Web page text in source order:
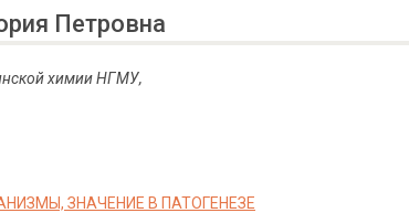
Петровна
химии НГМУ,
ЗНАЧЕНИЕ В ПАТОГЕНЕЗЕ